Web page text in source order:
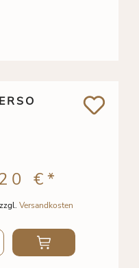
Versandkosten
€*